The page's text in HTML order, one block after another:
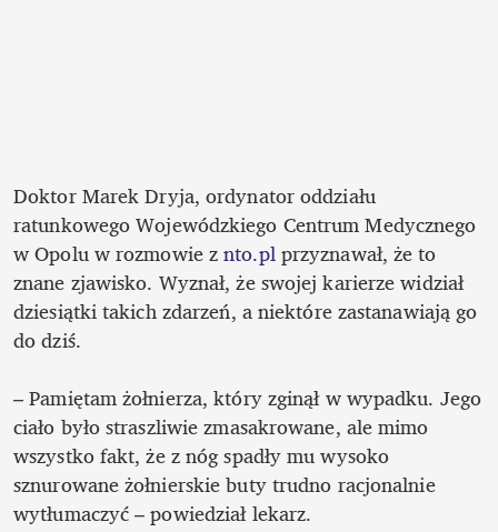
Doktor Marek Dryja, ordynator oddziału
ratunkowego Wojewódzkiego Centrum Medycznego
w Opolu w rozmowie z nto.pl przyznawał, że to
znane zjawisko. Wyznał, że swojej karierze widział
dziesiątki takich zdarzeń, a niektóre zastanawiają go
do dziś.
– Pamiętam żołnierza, który zginął w wypadku. Jego
ciało było straszliwie zmasakrowane, ale mimo
wszystko fakt, że z nóg spadły mu wysoko
sznurowane żołnierskie buty trudno racjonalnie
wytłumaczyć – powiedział lekarz.